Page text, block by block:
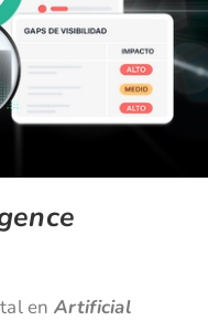
enArtificial